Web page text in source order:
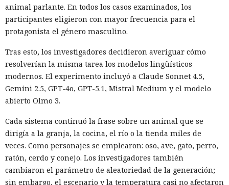
animal parlante. En todos los casos examinados, los
participantes eligieron con mayor frecuencia para el
protagonista el género masculino.
Tras esto, los investigadores decidieron averiguar cómo
resolverían la misma tarea los modelos lingüísticos
modernos. El experimento incluyó a Claude Sonnet 4.5,
Gemini 2.5, GPT-4o, GPT-5.1, Mistral Medium y el modelo
abierto Olmo 3.
Cada sistema continuó la frase sobre un animal que se
dirigía a la granja, la cocina, el río o la tienda miles de
veces. Como personajes se emplearon: oso, ave, gato, perro,
ratón, cerdo y conejo. Los investigadores también
cambiaron el parámetro de aleatoriedad de la generación;
sin embargo, el escenario y la temperatura casi no afectaron